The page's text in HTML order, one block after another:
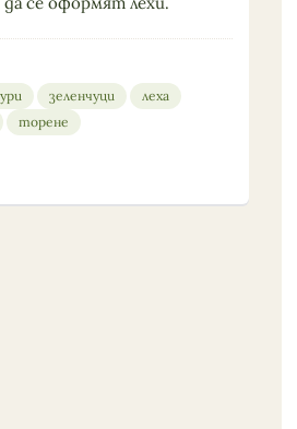
зеленчуци
леха
торене